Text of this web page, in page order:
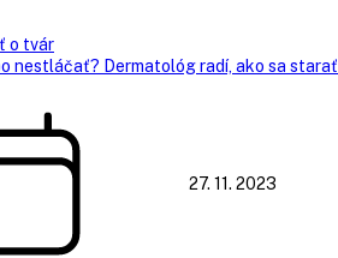
o tvár
nestláčať? Dermatológ radí, ako sa
27. 11. 2023